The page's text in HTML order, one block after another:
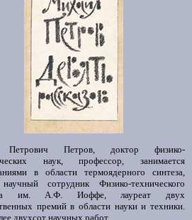
Петрович Петров, доктор физико-
наук, профессор, занимается
в области термоядерного синтеза,
сотрудник Физико-технического
им. А.Ф. Иоффе, лауреат двух
премий в области науки и техники.
двухсот научных работ.